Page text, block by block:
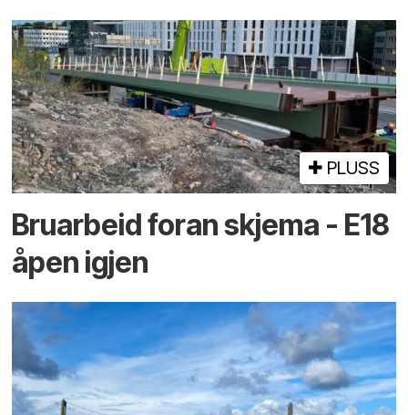
PLUSS
Bruarbeid foran skjema - E18
åpen igjen